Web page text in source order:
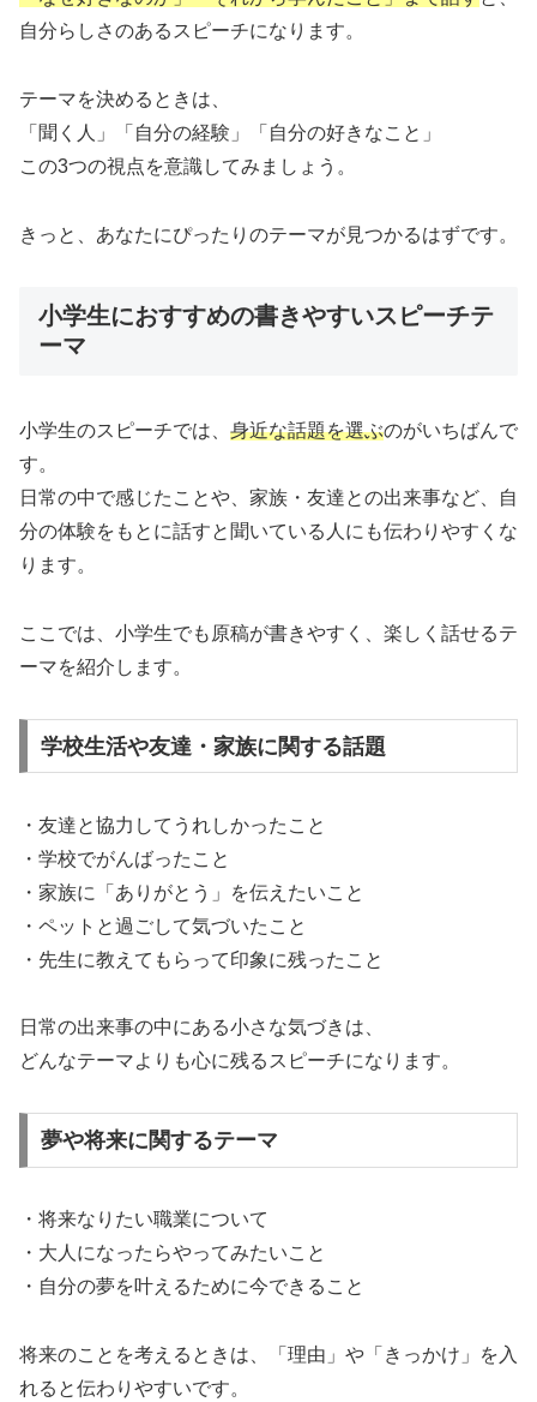
自分らしさのあるスピーチになります。
テーマを決めるときは、
「聞く人」「自分の経験」「自分の好きなこと」
この3つの視点を意識してみましょう。
きっと、あなたにぴったりのテーマが見つかるはずです。
小学生におすすめの書きやすいスピーチテ
ーマ
小学生のスピーチでは、 身近な話題を選ぶのがいちばんで
す。
日常の中で感じたことや、家族・友達との出来事など、自
分の体験をもとに話すと聞いている人にも伝わりやすくな
ります。
ここでは、小学生でも原稿が書きやすく、楽しく話せるテ
ーマを紹介します。
学校生活や友達・家族に関する話題
・友達と協力してうれしかったこと
・学校でがんばったこと
・家族に「ありがとう」を伝えたいこと
・ペットと過ごして気づいたこと
・先生に教えてもらって印象に残ったこと
日常の出来事の中にある小さな気づきは、
どんなテーマよりも心に残るスピーチになります。
夢や将来に関するテーマ
・将来なりたい職業について
・大人になったらやってみたいこと
・自分の夢を叶えるために今できること
将来のことを考えるときは、「理由」や「きっかけ」を入
れると伝わりやすいです。